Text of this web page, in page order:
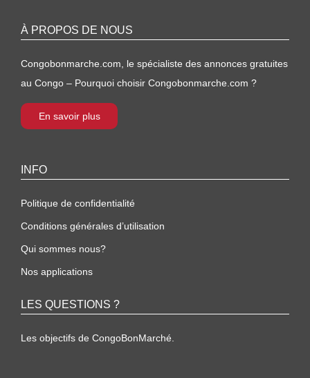
À PROPOS DE NOUS
Congobonmarche.com, le spécialiste des annonces gratuites
au Congo – Pourquoi choisir Congobonmarche.com ?
En savoir plus
INFO
Politique de confidentialité
Conditions générales d’utilisation
Qui sommes nous?
Nos applications
LES QUESTIONS ?
Les objectifs de CongoBonMarché.